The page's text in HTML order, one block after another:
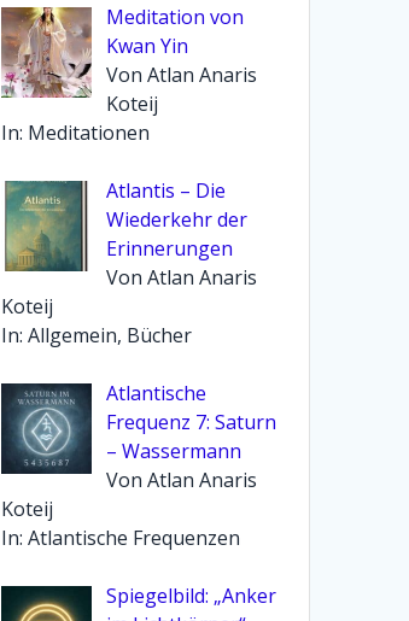
Meditation von
Kwan Yin
Von Atlan Anaris
Koteij
In: Meditationen
Atlantis – Die
Wiederkehr der
Erinnerungen
Von Atlan Anaris
Koteij
In: Allgemein, Bücher
Atlantische
Frequenz 7: Saturn
– Wassermann
Von Atlan Anaris
Koteij
In: Atlantische Frequenzen
Spiegelbild: „Anker